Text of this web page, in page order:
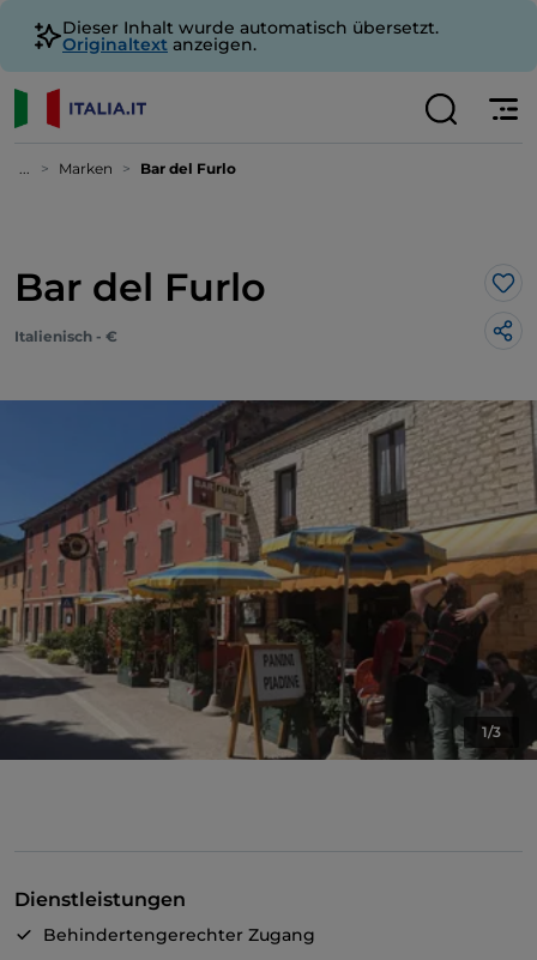
Dieser Inhalt wurde automatisch übersetzt.
Originaltext anzeigen.
... Marken Bar del Furlo
Bar del Furlo
Italienisch - €
1/3
Dienstleistungen
Behindertengerechter Zugang